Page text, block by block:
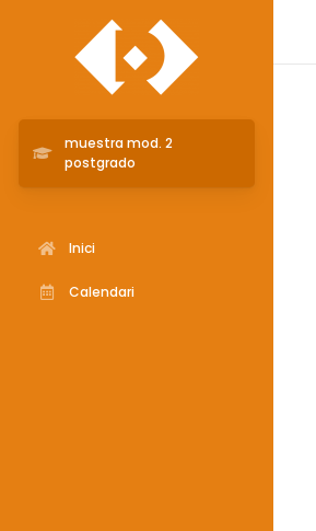
muestra mod. 2
postgrado
Inici
Calendari